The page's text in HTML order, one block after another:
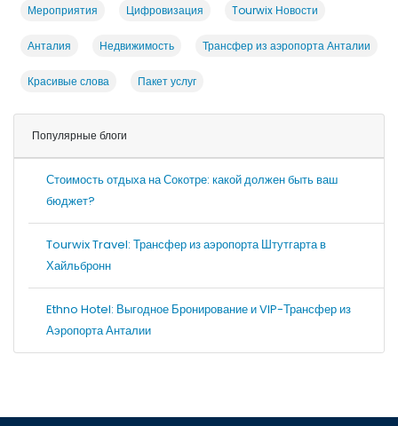
Мероприятия Цифровизация Tourwix Новости
Анталия Недвижимость Трансфер из аэропорта Анталии
Красивые слова Пакет услуг
Популярные блоги
Стоимость отдыха на Сокотре: какой должен быть ваш
бюджет?
Tourwix Travel: Трансфер из аэропорта Штутгарта в
Хайльбронн
Ethno Hotel: Выгодное Бронирование и VIP-Трансфер из
Аэропорта Анталии